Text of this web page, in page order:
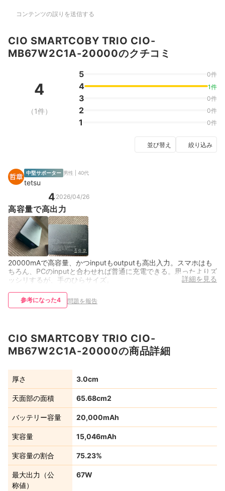
コンテンツの誤りを送信する
CIO SMARTCOBY TRIO CIO-
MB67W2C1A-20000のクチコミ
4
（1件）
5 0件
4 1件
3 0件
2 0件
1 0件
並び替え 絞り込み
中堅サポーター 男性 | 40代
tetsu
4 2026/04/26
高容量で高出力
20000mAで高容量、かつinputもoutputも高出入力。スマホはも
ちろん、PCのinputと合わせれば普通に充電できる。思ったよりズ
ッシリするが、手のひらサイズ。
詳細を見る
参考になった4 問題を報告
CIO SMARTCOBY TRIO CIO-
MB67W2C1A-20000の商品詳細
厚さ 3.0cm
天面部の面積 65.68cm2
バッテリー容量 20,000mAh
実容量 15,046mAh
実容量の割合 75.23%
最大出力（公
称値）
67W